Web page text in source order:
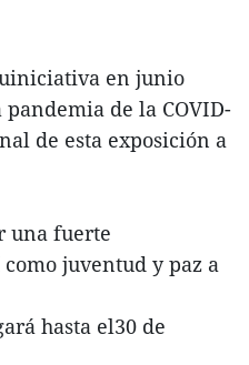
en junio
de la COVID-
de esta exposición a
una fuerte
juventud y paz a
hasta el30 de